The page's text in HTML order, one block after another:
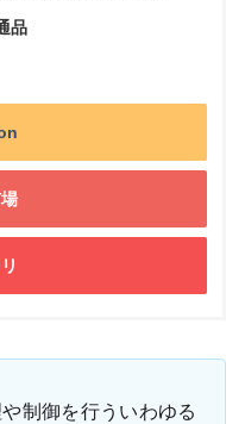
品
制御を行ういわゆる